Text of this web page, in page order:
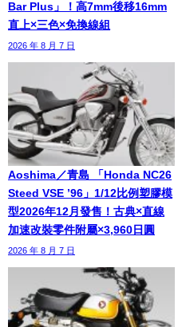
Bar Plus」！高7mm後移16mm
直上×三色×免換線組
2026 年 8 月 7 日
Aoshima／青島 「Honda NC26
Steed VSE ’96」1/12比例塑膠模
型2026年12月發售！古典×直線
加速改裝零件附屬×3,960日圓
2026 年 8 月 7 日